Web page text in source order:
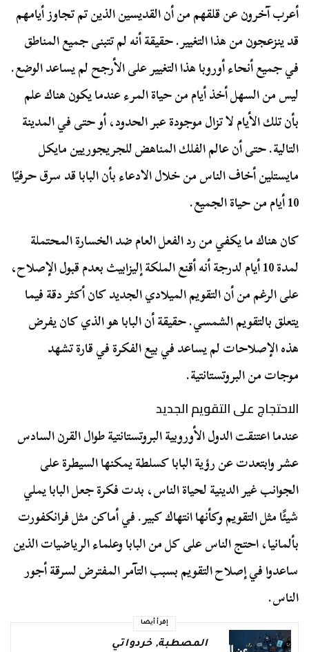
أعرب آخرون عن قلقهم من أن القديسين الذين تم تجاوز أيامهم
قد ينزعجون من هذا التغيير. حقيقة أنه لم تتبنى جميع المناطق
في جميع أنحاء أوروبا هذا التغيير على الأرجح لم يساعد الوضع.
ليس من السهل أخذ أيام من حياة المرء عندما يكون هناك علم
بأن تلك الأيام لا تزال موجودة عبر الحدود، أو حتى في المدينة
التالية. حتى أن عالم الفلك المناهض للجريجوريين مايكل
مايستلين أخاف الناس من خلال الادعاء بأن البابا قد سرق حرفيًا
10 أيام من حياة الجميع.
كان هناك ما يكفي من رد الفعل العام ضد الخسارة المحتملة
لمدة 10 أيام لدرجة أنه أقنع الملكة إليزابيث بعدم قبول الإصلاح،
على الرغم من أن التقويم الميلادي الجديد كان أكثر دقة فيما
يتعلق بالتقويم الشمسي. حقيقة أن البابا هو الذي كان يفرض
هذه الإصلاحات لم يساعد في بيع الفكرة في قارة تشهد
موجات من البروتستانتية.
الاحتجاج على التقويم الجديد
عندما اعتنقت الدول الأوروبية البروتستانتية طوال القرن السادس
عشر وابتعدت عن رؤية البابا كسلطة يمكنها السيطرة على
الجوانب غير الدينية لحياة الناس، بدت فكرة جعل البابا يملي
شيئًا مثل التقويم وكأنها انتهاك كبير. في أماكن مثل فرانكفورت
بألمانيا، احتج الناس على كل من البابا وعلماء الرياضيات الذين
ساعدوا في إصلاح التقويم بسبب التآمر المفترض لسرقة أجور
الناس.
إقرأ أيضا
المصطبة,خردواتي